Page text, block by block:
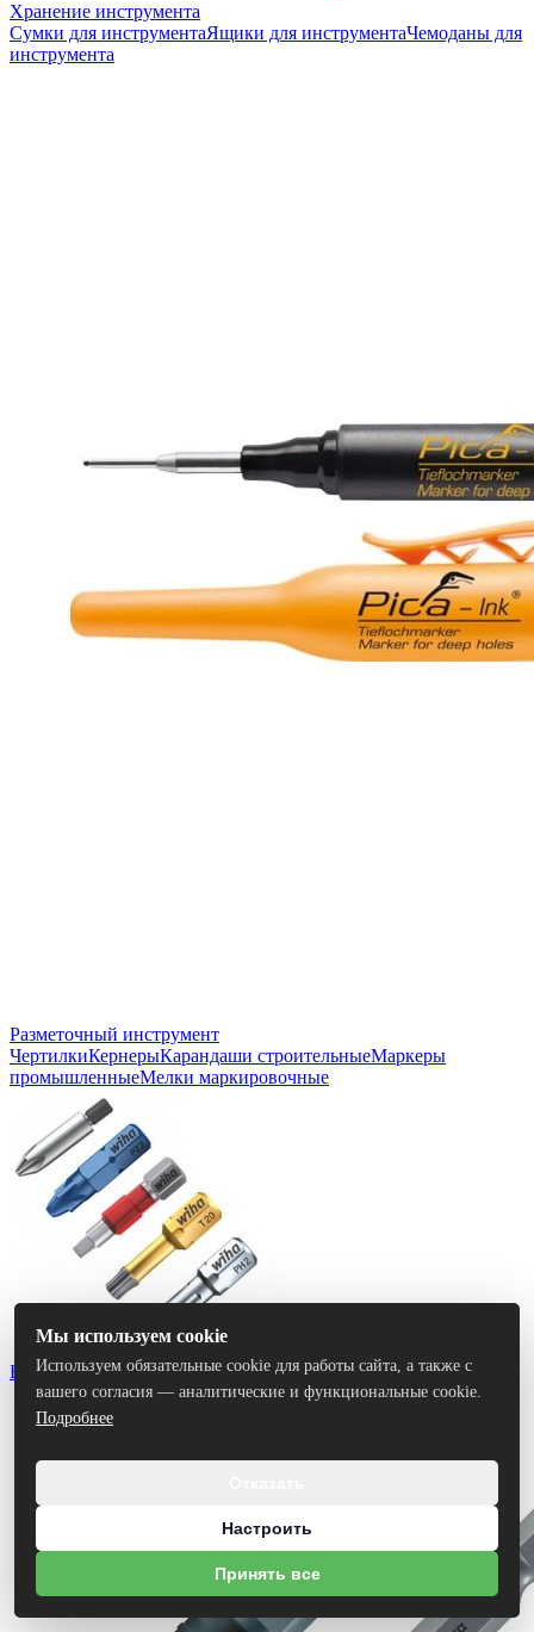
Хранение инструмента
Сумки для инструментаЯщики для инструментаЧемоданы для
инструмента
Разметочный инструмент
ЧертилкиКернерыКарандаши строительныеМаркеры
промышленныеМелки маркировочные
Биты
Мы используем cookie
Используем обязательные cookie для работы сайта, а также с
вашего согласия — аналитические и функциональные cookie.
Подробнее
Настроить
Принять все